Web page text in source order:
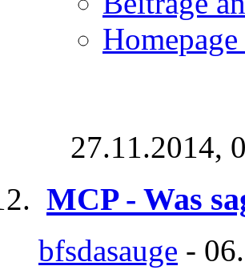
27.11.2014,
MCP - Was
bfsdasauge -